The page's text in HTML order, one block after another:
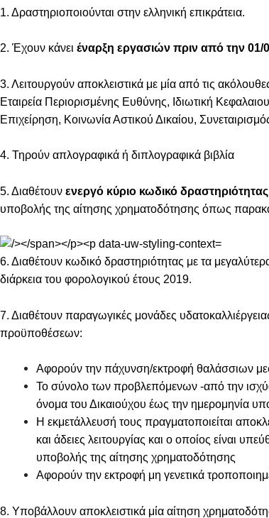
1. Δραστηριοποιούνται στην ελληνική επικράτεια.
2. Έχουν κάνει έναρξη εργασιών πριν από την 01/
3. Λειτουργούν αποκλειστικά με μία από τις
Εταιρεία Περιορισμένης Ευθύνης, Ιδιωτική
Επιχείρηση, Κοινωνία Αστικού Δικαίου,
4. Τηρούν απλογραφικά ή διπλογραφικά βιβλία
5. Διαθέτουν ενεργό κύριο κωδικό
υποβολής της αίτησης χρηματοδότησης όπως
6. Διαθέτουν κωδικό δραστηριότητας με τα
διάρκεια του φορολογικού έτους 2019.
7. Διαθέτουν παραγωγικές μονάδες
προϋποθέσεων:
Αφορούν την πάχυνση/εκτροφή θαλάσσιων
Το σύνολο των προβλεπόμενων -από την
όνομα του Δικαιούχου έως την ημερομηνία
Η εκμετάλλευσή τους πραγματοποιείται
και άδειες λειτουργίας και ο οποίος είναι
υποβολής της αίτησης χρηματοδότησης
Αφορούν την εκτροφή μη γενετικά
8. Υποβάλλουν αποκλειστικά μία αίτηση